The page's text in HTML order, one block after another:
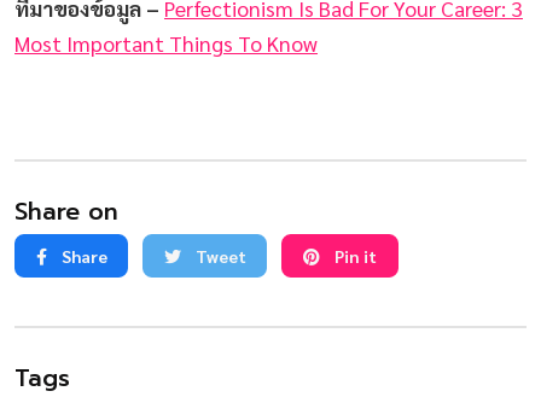
ที่มาของข้อมูล – Perfectionism Is Bad For Your Career: 3
Most Important Things To Know
Share on
Share Tweet Pin it
Tags